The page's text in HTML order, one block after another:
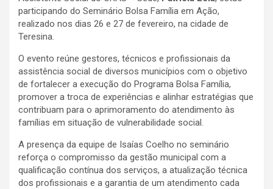
participando do Seminário Bolsa Família em Ação,
realizado nos dias 26 e 27 de fevereiro, na cidade de
Teresina.
O evento reúne gestores, técnicos e profissionais da
assistência social de diversos municípios com o objetivo
de fortalecer a execução do Programa Bolsa Família,
promover a troca de experiências e alinhar estratégias que
contribuam para o aprimoramento do atendimento às
famílias em situação de vulnerabilidade social.
A presença da equipe de Isaías Coelho no seminário
reforça o compromisso da gestão municipal com a
qualificação contínua dos serviços, a atualização técnica
dos profissionais e a garantia de um atendimento cada